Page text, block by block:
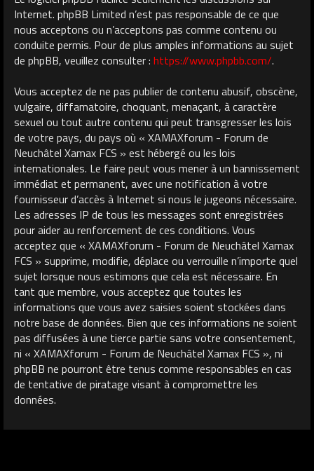
Internet. phpBB Limited n’est pas responsable de ce que
nous acceptons ou n’acceptons pas comme contenu ou
conduite permis. Pour de plus amples informations au sujet
de phpBB, veuillez consulter : https://www.phpbb.com/.
Vous acceptez de ne pas publier de contenu abusif, obscène,
vulgaire, diffamatoire, choquant, menaçant, à caractère
sexuel ou tout autre contenu qui peut transgresser les lois
de votre pays, du pays où « XAMAXforum - Forum de
Neuchâtel Xamax FCS » est hébergé ou les lois
internationales. Le faire peut vous mener à un bannissement
immédiat et permanent, avec une notification à votre
fournisseur d’accès à Internet si nous le jugeons nécessaire.
Les adresses IP de tous les messages sont enregistrées
pour aider au renforcement de ces conditions. Vous
acceptez que « XAMAXforum - Forum de Neuchâtel Xamax
FCS » supprime, modifie, déplace ou verrouille n’importe quel
sujet lorsque nous estimons que cela est nécessaire. En
tant que membre, vous acceptez que toutes les
informations que vous avez saisies soient stockées dans
notre base de données. Bien que ces informations ne soient
pas diffusées à une tierce partie sans votre consentement,
ni « XAMAXforum - Forum de Neuchâtel Xamax FCS », ni
phpBB ne pourront être tenus comme responsables en cas
de tentative de piratage visant à compromettre les
données.